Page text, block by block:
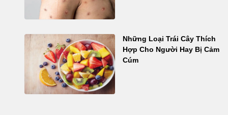
Những Loại Trái Cây Thích
Hợp Cho Người Hay Bị Cảm
Cúm